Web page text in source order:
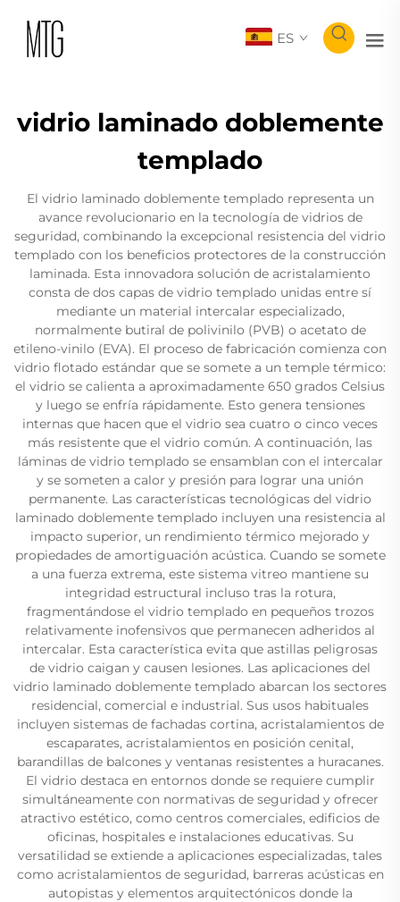
ES
vidrio laminado doblemente
templado
El vidrio laminado doblemente templado representa un
avance revolucionario en la tecnología de vidrios de
seguridad, combinando la excepcional resistencia del vidrio
templado con los beneficios protectores de la construcción
laminada. Esta innovadora solución de acristalamiento
consta de dos capas de vidrio templado unidas entre sí
mediante un material intercalar especializado,
normalmente butiral de polivinilo (PVB) o acetato de
etileno-vinilo (EVA). El proceso de fabricación comienza con
vidrio flotado estándar que se somete a un temple térmico:
el vidrio se calienta a aproximadamente 650 grados Celsius
y luego se enfría rápidamente. Esto genera tensiones
internas que hacen que el vidrio sea cuatro o cinco veces
más resistente que el vidrio común. A continuación, las
láminas de vidrio templado se ensamblan con el intercalar
y se someten a calor y presión para lograr una unión
permanente. Las características tecnológicas del vidrio
laminado doblemente templado incluyen una resistencia al
impacto superior, un rendimiento térmico mejorado y
propiedades de amortiguación acústica. Cuando se somete
a una fuerza extrema, este sistema vitreo mantiene su
integridad estructural incluso tras la rotura,
fragmentándose el vidrio templado en pequeños trozos
relativamente inofensivos que permanecen adheridos al
intercalar. Esta característica evita que astillas peligrosas
de vidrio caigan y causen lesiones. Las aplicaciones del
vidrio laminado doblemente templado abarcan los sectores
residencial, comercial e industrial. Sus usos habituales
incluyen sistemas de fachadas cortina, acristalamientos de
escaparates, acristalamientos en posición cenital,
barandillas de balcones y ventanas resistentes a huracanes.
El vidrio destaca en entornos donde se requiere cumplir
simultáneamente con normativas de seguridad y ofrecer
atractivo estético, como centros comerciales, edificios de
oficinas, hospitales e instalaciones educativas. Su
versatilidad se extiende a aplicaciones especializadas, tales
como acristalamientos de seguridad, barreras acústicas en
autopistas y elementos arquitectónicos donde la